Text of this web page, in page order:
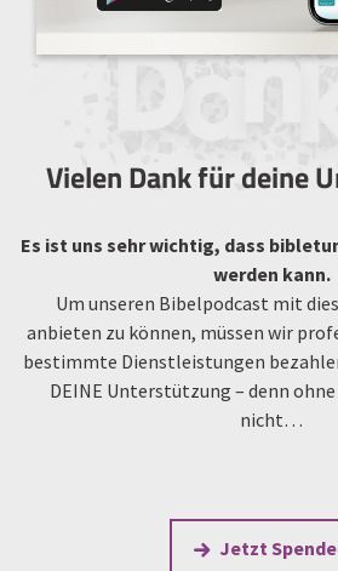
Vielen Dank für deine
Es ist uns sehr wichtig, dass
werden kann.
Um unseren Bibelpodcast mit
anbieten zu können, müssen wir
bestimmte Dienstleistungen
DEINE Unterstützung – denn
nicht…
Jetzt